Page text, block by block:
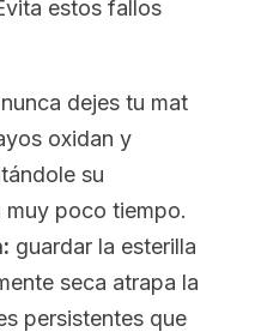
estos fallos
nunca dejes tu mat
oxidan y
su
muy poco tiempo.
guardar la esterilla
seca atrapa la
persistentes que